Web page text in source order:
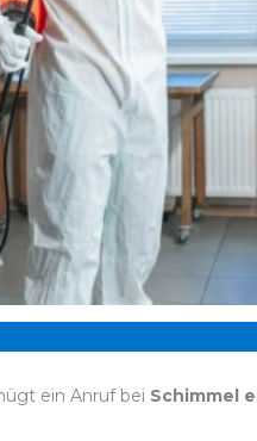
ein Anruf bei Schimmel